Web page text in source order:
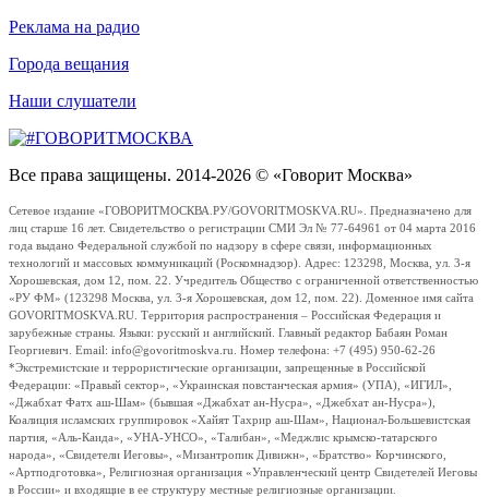
Реклама на радио
Города вещания
Наши слушатели
Все права защищены. 2014-2026 © «Говорит Москва»
Сетевое издание «ГОВОРИТМОСКВА.РУ/GOVORITMOSKVA.RU». Предназначено для
лиц старше 16 лет. Свидетельство о регистрации СМИ Эл № 77-64961 от 04 марта 2016
года выдано Федеральной службой по надзору в сфере связи, информационных
технологий и массовых коммуникаций (Роскомнадзор). Адрес: 123298, Москва, ул. 3-я
Хорошевская, дом 12, пом. 22. Учредитель Общество с ограниченной ответственностью
«РУ ФМ» (123298 Москва, ул. 3-я Хорошевская, дом 12, пом. 22). Доменное имя сайта
GOVORITMOSKVA.RU. Территория распространения – Российская Федерация и
зарубежные страны. Языки: русский и английский. Главный редактор Бабаян Роман
Георгиевич. Email: info@govoritmoskva.ru. Номер телефона: +7 (495) 950-62-26
*Экстремистские и террористические организации, запрещенные в Российской
Федерации: «Правый сектор», «Украинская повстанческая армия» (УПА), «ИГИЛ»,
«Джабхат Фатх аш-Шам» (бывшая «Джабхат ан-Нусра», «Джебхат ан-Нусра»),
Коалиция исламских группировок «Хайят Тахрир аш-Шам», Национал-Большевистская
партия, «Аль-Каида», «УНА-УНСО», «Талибан», «Меджлис крымско-татарского
народа», «Свидетели Иеговы», «Мизантропик Дивижн», «Братство» Корчинского,
«Артподготовка», Религиозная организация «Управленческий центр Свидетелей Иеговы
в России» и входящие в ее структуру местные религиозные организации.